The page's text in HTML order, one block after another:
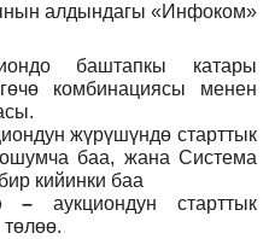
алдындагы «Инфоком»
баштапкы катары
комбинациясы менен
жүрүшүндө старттык
баа, жана Система
кийинки баа
–аукциондун старттык